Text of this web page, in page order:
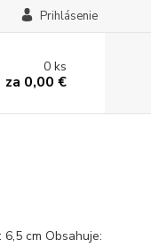
Prihlásenie
0ks
za 0,00 €
cm Obsahuje: